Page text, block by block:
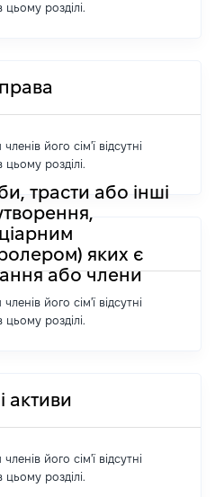
розділі.
його сім'ї відсутні
розділі.
трасти або інші
яких є
або члени
його сім'ї відсутні
розділі.
активи
його сім'ї відсутні
розділі.